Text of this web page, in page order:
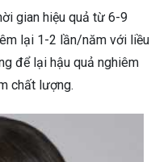
gian hiệu quả từ 6-9
lại 1-2 lần/năm với liều
để lại hậu quả nghiêm
chất lượng.